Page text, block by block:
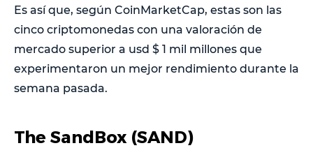
Es así que, según CoinMarketCap, estas son las
cinco criptomonedas con una valoración de
mercado superior a usd $ 1 mil millones que
experimentaron un mejor rendimiento durante la
semana pasada.
The SandBox (SAND)